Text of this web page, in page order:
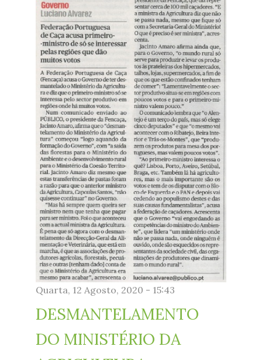
Quarta, 12 Agosto, 2020 - 15:43
DESMANTELAMENTO
DO MINISTÉRIO DA